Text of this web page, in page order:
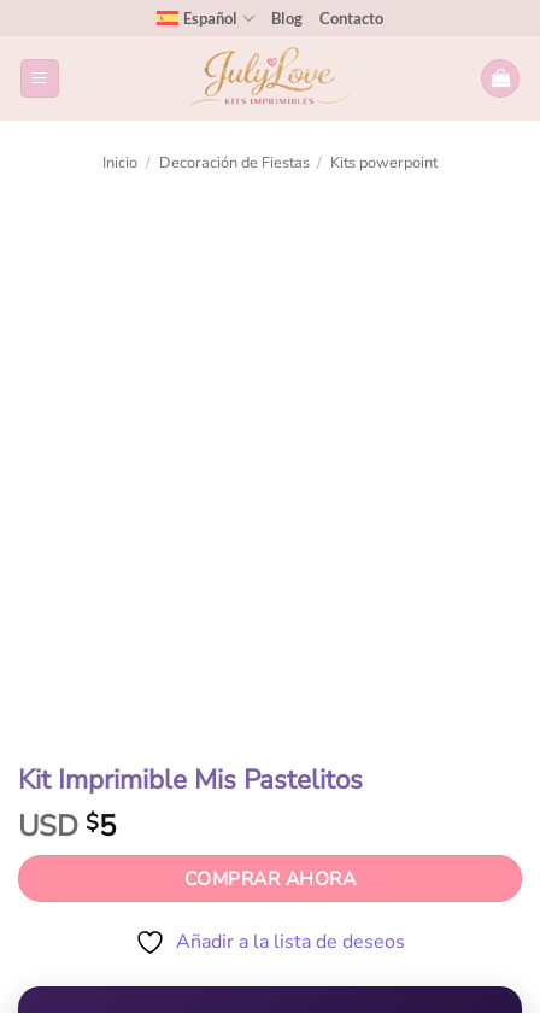
Español Blog Contacto
Inicio / Decoración de Fiestas / Kits powerpoint
Kit Imprimible Mis Pastelitos
USD $5
COMPRAR AHORA
Añadir a la lista de deseos